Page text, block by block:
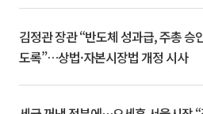
김정관 장관 “반도체 성과급, 주총 승
도록”…상법·자본시장법 개정 시사